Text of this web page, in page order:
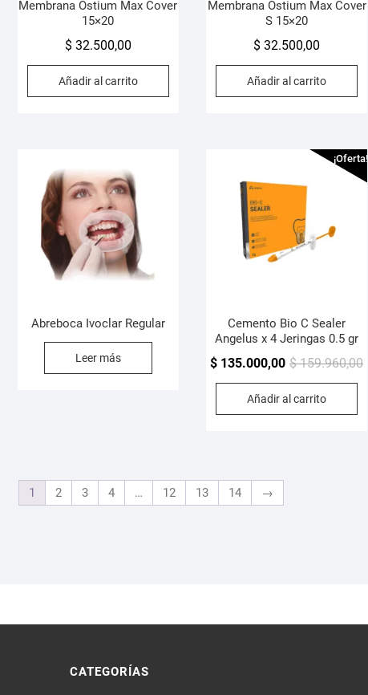
Membrana Ostium Max Cover
15×20
$32.500,00
Añadir al carrito
Membrana Ostium Max Cover
S 15×20
$ 32.500,00
Añadir al carrito
Abreboca Ivoclar Regular
Leer más
¡Oferta!
Cemento Bio C Sealer
Angelus x 4 Jeringas 0.5 gr
$159.960,00El
$ 135.000,00
El
Añadir al carrito
1 2 3 4 … 12 13 14 →
CATEGORÍAS